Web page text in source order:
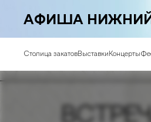
АФИША НИЖНИЙ
Столица закатовВыставкиКонцерты